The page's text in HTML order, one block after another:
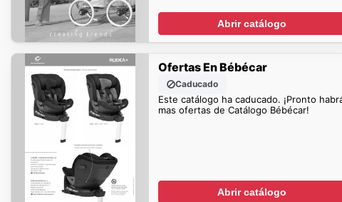
Abrir catálogo
Ofertas En Bébécar
Caducado
Este catálogo ha caducado. ¡Pronto
mas ofertas de Catálogo Bébécar!
Abrir catálogo